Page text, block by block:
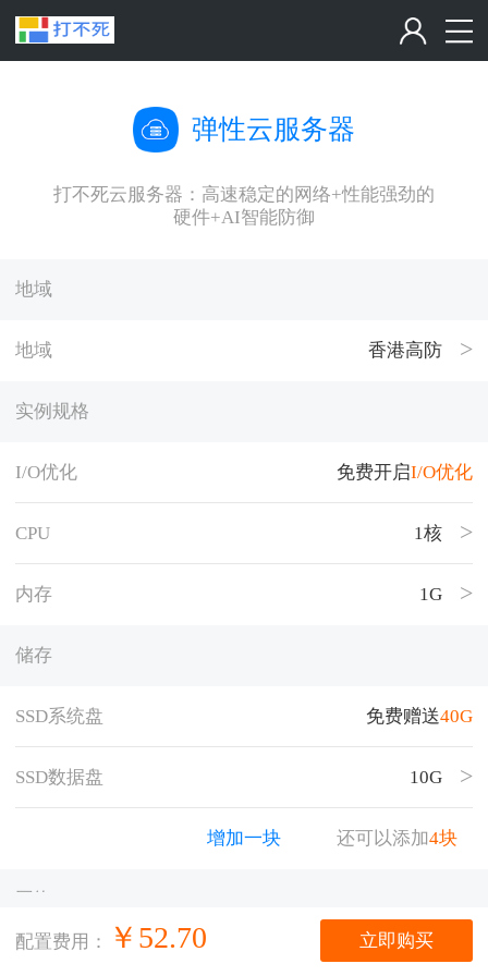
配置费用： ￥ 52.70 立即购买
弹性云服务器
打不死云服务器：高速稳定的网络+性能强劲的
硬件+AI智能防御
地域
地域 香港高防
实例规格
I/O优化 免费开启I/O优化
CPU 1核
内存 1G
储存
SSD系统盘 免费赠送40G
SSD数据盘 10G
增加一块 还可以添加4块
网络
1M